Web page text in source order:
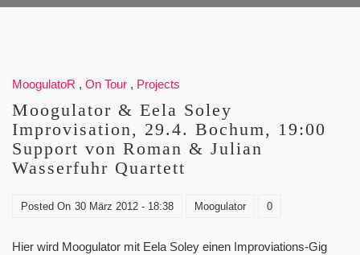
MoogulatoR , On Tour , Projects
Moogulator & Eela Soley
Improvisation, 29.4. Bochum, 19:00
Support von Roman & Julian
Wasserfuhr Quartett
Posted On 30 März 2012 - 18:38 Moogulator 0
Hier wird Moogulator mit Eela Soley einen Improviations-Gig